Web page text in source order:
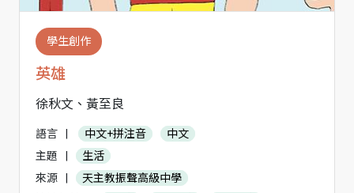
學生創作
英雄
徐秋文、黃至良
語言 中文+拼注音
中文
主題
生活
來源
天主教振聲高級中學